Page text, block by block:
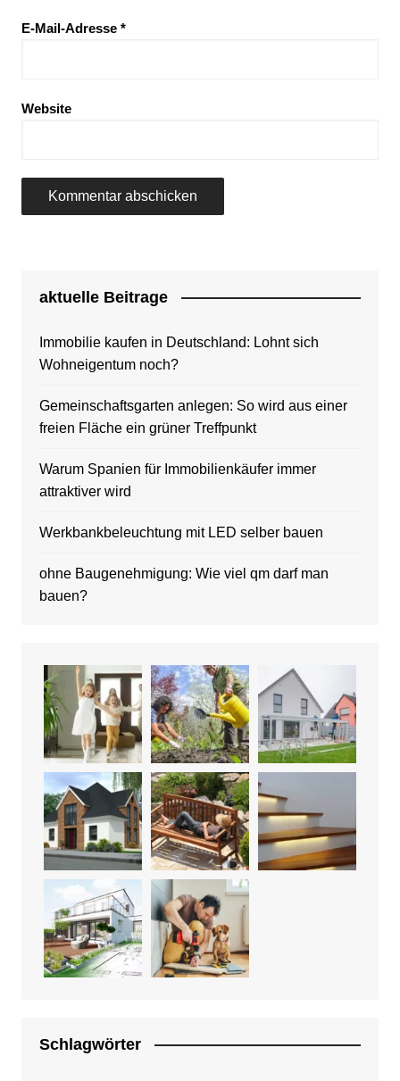
E-Mail-Adresse *
Website
aktuelle Beitrage
Immobilie kaufen in Deutschland: Lohnt sich
Wohneigentum noch?
Gemeinschaftsgarten anlegen: So wird aus einer
freien Fläche ein grüner Treffpunkt
Warum Spanien für Immobilienkäufer immer
attraktiver wird
Werkbankbeleuchtung mit LED selber bauen
ohne Baugenehmigung: Wie viel qm darf man
bauen?
Schlagwörter